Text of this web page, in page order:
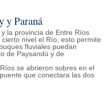
y Paraná
la provincia de Entre Ríos
nivel el Río, esto permite
fluviales puedan
de Paysandú y de
se abrieron sobres en el
que conectara las dos